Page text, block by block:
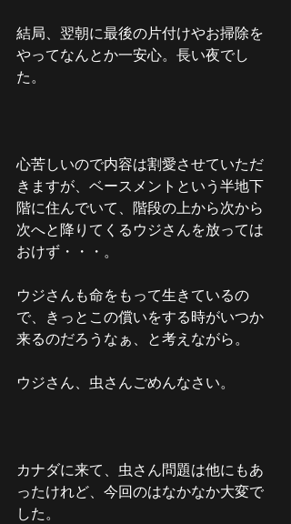
結局、翌朝に最後の片付けやお掃除を
やってなんとか一安心。長い夜でし
た。
心苦しいので内容は割愛させていただ
きますが、ベースメントという半地下
階に住んでいて、階段の上から次から
次へと降りてくるウジさんを放っては
おけず・・・。
ウジさんも命をもって生きているの
で、きっとこの償いをする時がいつか
来るのだろうなぁ、と考えながら。
ウジさん、虫さんごめんなさい。
カナダに来て、虫さん問題は他にもあ
ったけれど、今回のはなかなか大変で
した。